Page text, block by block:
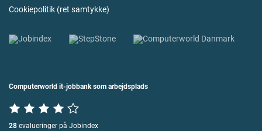
Cookiepolitik (ret samtykke)
Computerworld it-jobbank som arbejdsplads
28 evalueringer på Jobindex